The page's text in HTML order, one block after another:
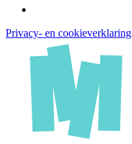
Privacy- en cookieverklaring